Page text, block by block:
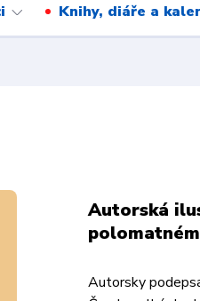
Knihy, diáře a
Autorská
Autorsky